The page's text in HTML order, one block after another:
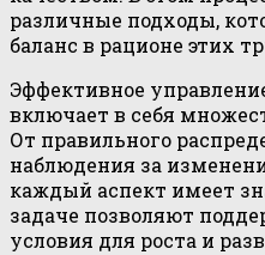
различные подходы,
баланс в рационе этих
Эффективное
включает в себя
От правильного
наблюдения за
каждый аспект имеет
задаче позволяют
условия для роста и